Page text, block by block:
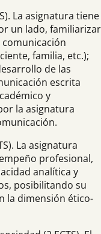
La asignatura tiene
un lado, familiarizar
familia, etc.);
de las
escrita
y
la asignatura
La asignatura
profesional,
analítica y
posibilitando su
la dimensión ético-